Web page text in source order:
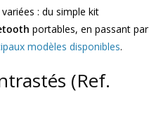
: du simple kit
portables, en passant par
modèles disponibles.
(Ref.